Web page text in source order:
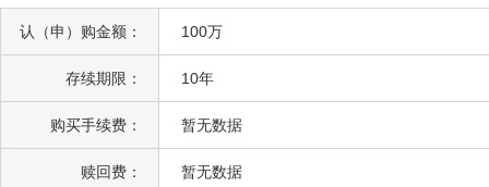
认（申）购金额： 100万
存续期限： 10年
购买手续费： 暂无数据
赎回费： 暂无数据